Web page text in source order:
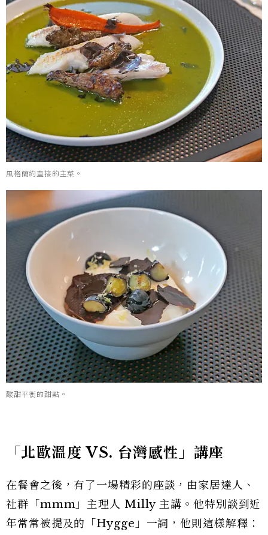
風格簡約直接的主菜。
酸甜平衡的甜點。
「北歐溫度 VS. 台灣感性」講座
在餐會之後，有了一場精彩的座談，由家居達人、
社群「mmm」主理人 Milly 主講。他特別談到近
年常常被提及的「Hygge」一詞，他則這樣解釋：